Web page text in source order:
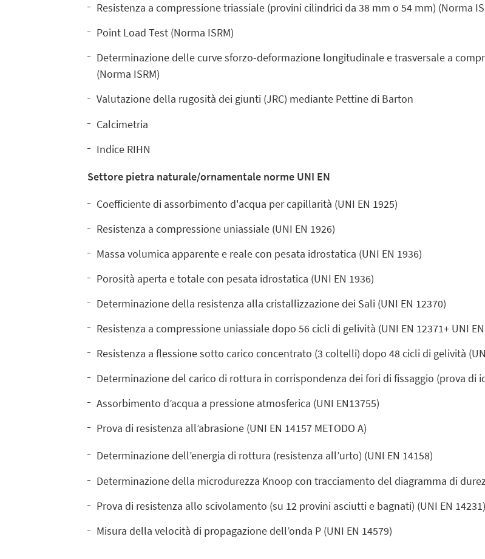
Resistenza a compressione triassiale (provini cilindrici da 38 mm o 54 mm) (Norma
Point Load Test (Norma ISRM)
Determinazione delle curve sforzo-deformazione longitudinale e trasversale a
(Norma ISRM)
Valutazione della rugosità dei giunti (JRC) mediante Pettine di Barton
Calcimetria
Indice RIHN
Settore pietra naturale/ornamentale norme UNI EN
Coefficiente di assorbimento d'acqua per capillarità (UNI EN 1925)
Resistenza a compressione uniassiale (UNI EN 1926)
Massa volumica apparente e reale con pesata idrostatica (UNI EN 1936)
Porosità aperta e totale con pesata idrostatica (UNI EN 1936)
Determinazione della resistenza alla cristallizzazione dei Sali (UNI EN 12370)
Resistenza a compressione uniassiale dopo 56 cicli di gelività (UNI EN 12371+ UNI
Resistenza a flessione sotto carico concentrato (3 coltelli) dopo 48 cicli di gelività
Determinazione del carico di rottura in corrispondenza dei fori di fissaggio (prova di
Assorbimento d’acqua a pressione atmosferica (UNI EN13755)
Prova di resistenza all’abrasione (UNI EN 14157 METODO A)
Determinazione dell’energia di rottura (resistenza all’urto) (UNI EN 14158)
Determinazione della microdurezza Knoop con tracciamento del diagramma di
Prova di resistenza allo scivolamento (su 12 provini asciutti e bagnati) (UNI EN 14231)
Misura della velocità di propagazione dell’onda P (UNI EN 14579)